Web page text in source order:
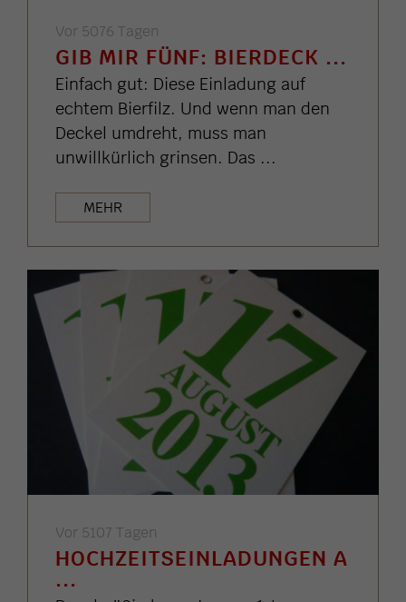
Vor 5076 Tagen
GIB MIR FÜNF: BIERDECK ...
Einfach gut: Diese Einladung auf
echtem Bierfilz. Und wenn man den
Deckel umdreht, muss man
unwillkürlich grinsen. Das ...
MEHR
Vor 5107 Tagen
HOCHZEITSEINLADUNGEN A
...